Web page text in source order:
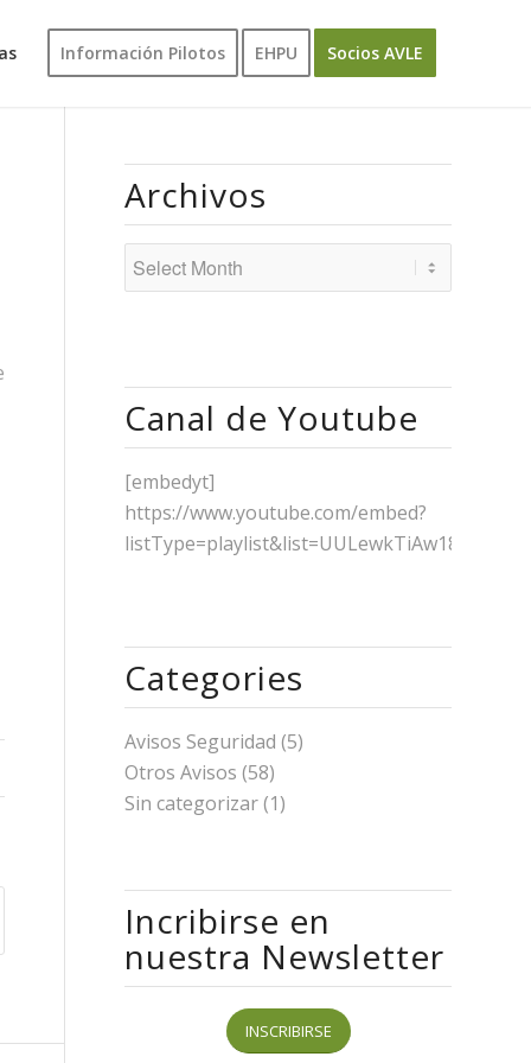
Información Pilotos EHPU Socios AVLE
Archivos
Canal de Youtube
[embedyt]
https://www.youtube.com/embed?
Categories
Avisos Seguridad (5)
Otros Avisos (58)
Sin categorizar(1)
Incribirse en
nuestra Newsletter
INSCRIBIRSE